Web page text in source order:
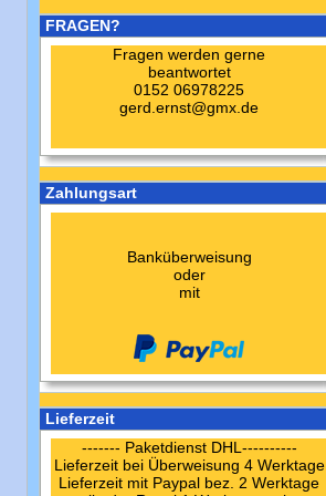
FRAGEN?
Fragen werden gerne
beantwortet
0152 06978225
gerd.ernst@gmx.de
Zahlungsart
Banküberweisung
oder
mit
Lieferzeit
------- Paketdienst DHL----------
Lieferzeit bei Überweisung 4 Werktage
Lieferzeit mit Paypal bez. 2 Werktage